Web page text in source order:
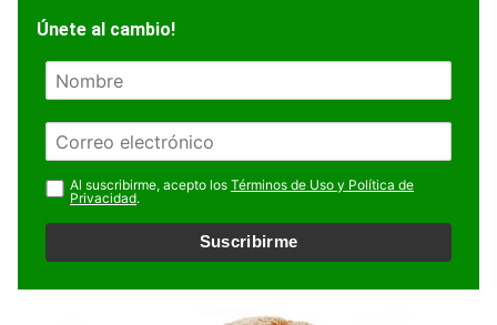
Únete al cambio!
N
r
e
E
m
a
i
l
Al suscribirme, acepto los Términos de Uso y Política de
Privacidad.
Suscribirme